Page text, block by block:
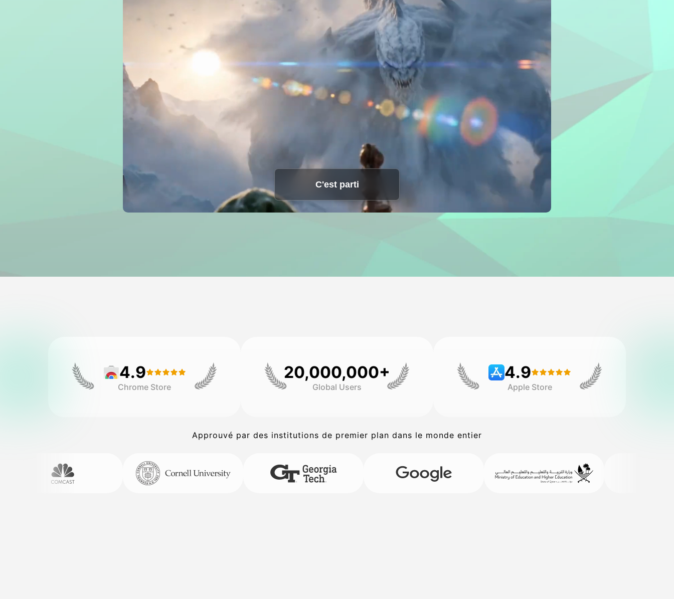
Du texte à l'image
Suppresseur de fond
Amplificateur photo
Détecteur d'image AI New
Studio vocal
Hot
Échange de visages
Traducteur vidéo
Son IA
Vidéo à vie
Traduction vidéo IA
Hot
Traducteur vidéo
Amplificateur vidéo
Changeur de son AI
C'est parti
4.9
Chrome Store
20,000,000+
Global Users
4.9
Apple Store
Approuvé par des institutions de premier plan dans le monde entier